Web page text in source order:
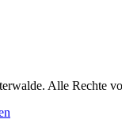
Alle Rechte